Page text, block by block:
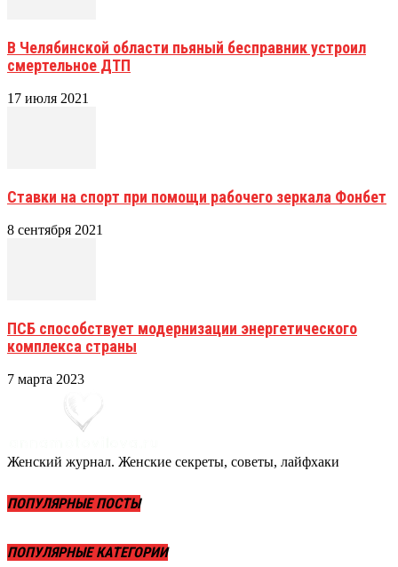
В Челябинской области пьяный бесправник устроил
смертельное ДТП
17 июля 2021
Ставки на спорт при помощи рабочего зеркала Фонбет
8 сентября 2021
ПСБ способствует модернизации энергетического
комплекса страны
7 марта 2023
Женский журнал. Женские секреты, советы, лайфхаки
ПОПУЛЯРНЫЕ ПОСТЫ
ПОПУЛЯРНЫЕ КАТЕГОРИИ